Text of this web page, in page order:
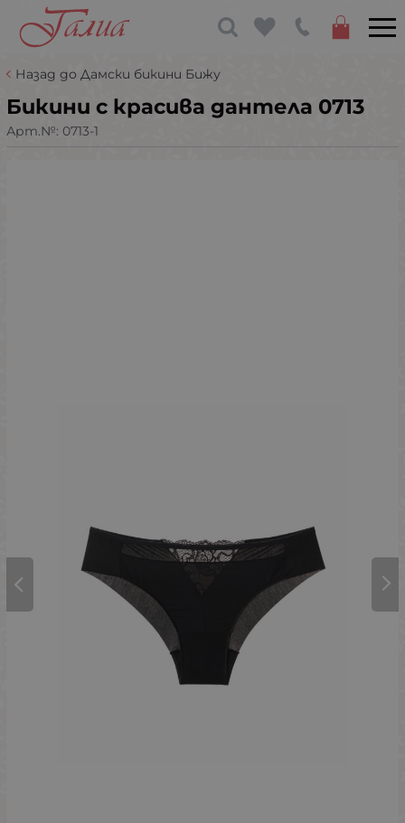
Назад до Дамски бикини Бижу
Бикини с красива дантела 0713
Арт.№: 0713-1